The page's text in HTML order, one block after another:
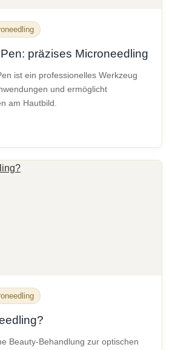
präzises Microneedling
ist ein professionelles Werkzeug
und ermöglicht
am Hautbild.
Beauty-Behandlung zur optischen